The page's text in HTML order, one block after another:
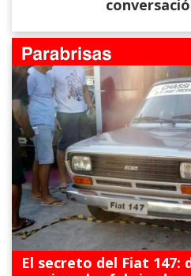
El secreto del Fiat 147: